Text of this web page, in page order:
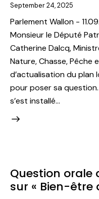
September 24, 2025
Parlement Wallon -
Monsieur le Député
Catherine Dalcq,
Nature, Chasse, Pêche
d’actualisation du plan
pour poser sa question.
s’est installé…
Question orale
sur « Bien-être